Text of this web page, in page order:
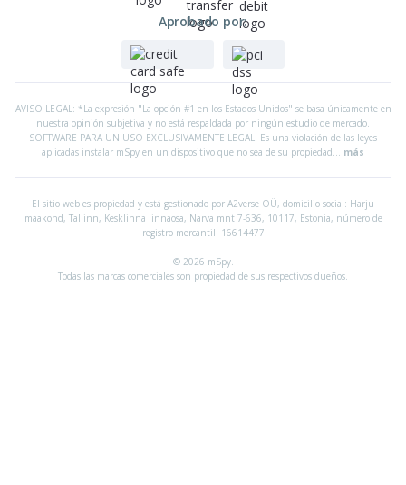
Aprobado por:
AVISO LEGAL: *La expresión "La opción #1 en los Estados Unidos" se basa únicamente en
nuestra opinión subjetiva y no está respaldada por ningún estudio de mercado.
SOFTWARE PARA UN USO EXCLUSIVAMENTE LEGAL. Es una violación de las leyes
aplicadas instalar mSpy en un dispositivo que no sea de su propiedad... más
El sitio web es propiedad y está gestionado por A2verse OÜ, domicilio social: Harju
maakond, Tallinn, Kesklinna linnaosa, Narva mnt 7-636, 10117, Estonia, número de
registro mercantil: 16614477
© 2026 mSpy.
Todas las marcas comerciales son propiedad de sus respectivos dueños.